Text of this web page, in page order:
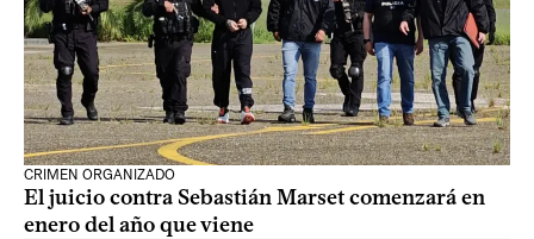
CRIMEN ORGANIZADO
El juicio contra Sebastián Marset comenzará en
enero del año que viene